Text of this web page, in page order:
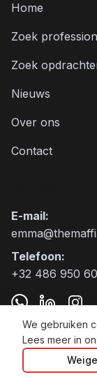
We gebruiken
Lees meer in
Home
Zoek
Zoek
Nieuws
Over ons
Contact
E-mail:
Telefoon:
+32 486 950
The